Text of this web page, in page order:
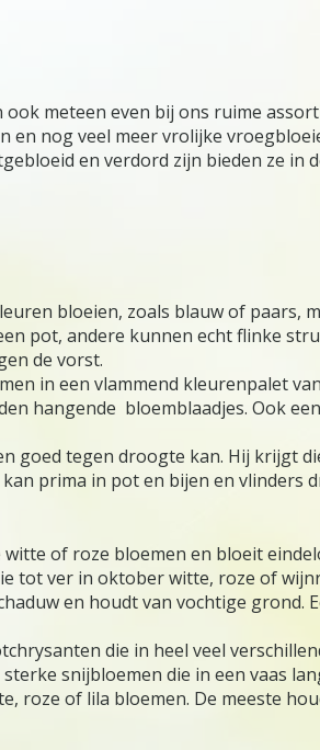
meteen even bij ons ruime
nog veel meer vrolijke
en verdord zijn bieden ze
bloeien, zoals blauw of paars,
pot, andere kunnen echt flinke
de vorst.
in een vlammend kleurenpalet
hangende bloemblaadjes. Ook
goed tegen droogte kan. Hij krijgt
kan prima in pot en bijen en
of roze bloemen en bloeit
tot ver in oktober witte, roze of
en houdt van vochtige grond.
die in heel veel
snijbloemen die in een vaas
of lila bloemen. De meeste